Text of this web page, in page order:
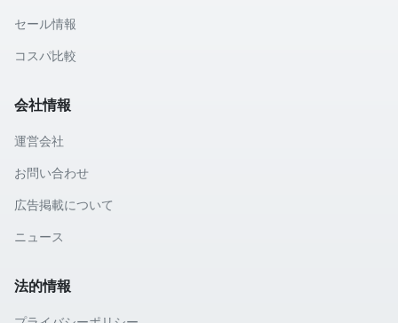
セール情報
コスパ比較
会社情報
運営会社
お問い合わせ
広告掲載について
ニュース
法的情報